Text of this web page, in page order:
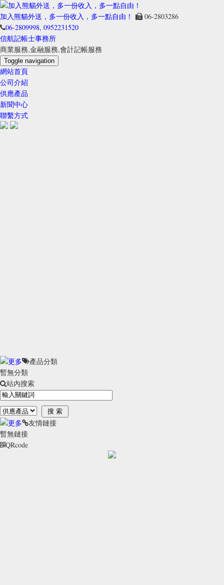
加入熊貓外送，多一份收入，多一點自由！
加入熊貓外送，多一份收入，多一點自由！
06-2803286
06-2809998, 0952231520
信航記帳士事務所
商業服務,金融服務,會計記帳服務
Toggle navigation
網站首頁
公司介紹
供應產品
新聞中心
聯繫方式
產品分類
暫無分類
站內搜索
友情鏈接
暫無鏈接
QRcode